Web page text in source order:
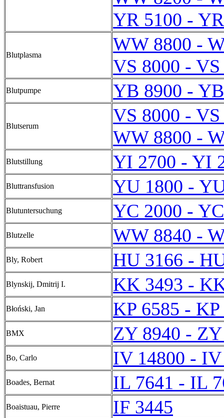
YR 5100 -
Blutplasma
WW 8800 -
VS 8000 - VS
Blutpumpe YB 8900 -
Blutserum
VS 8000 - VS
WW 8800 -
Blutstillung YI 2700 - YI
Bluttransfusion YU 1800 -
Blutuntersuchung YC 2000 -
Blutzelle WW 8840 -
Bly, Robert HU 3166 -
Blynskij, Dmitrij I. KK 3493 -
Błoński, Jan KP 6585 - KP
BMX ZY 8940 -
Bo, Carlo IV 14800 - IV
Boades, Bernat IL 7641 - IL
Boaistuau, Pierre IF 3445